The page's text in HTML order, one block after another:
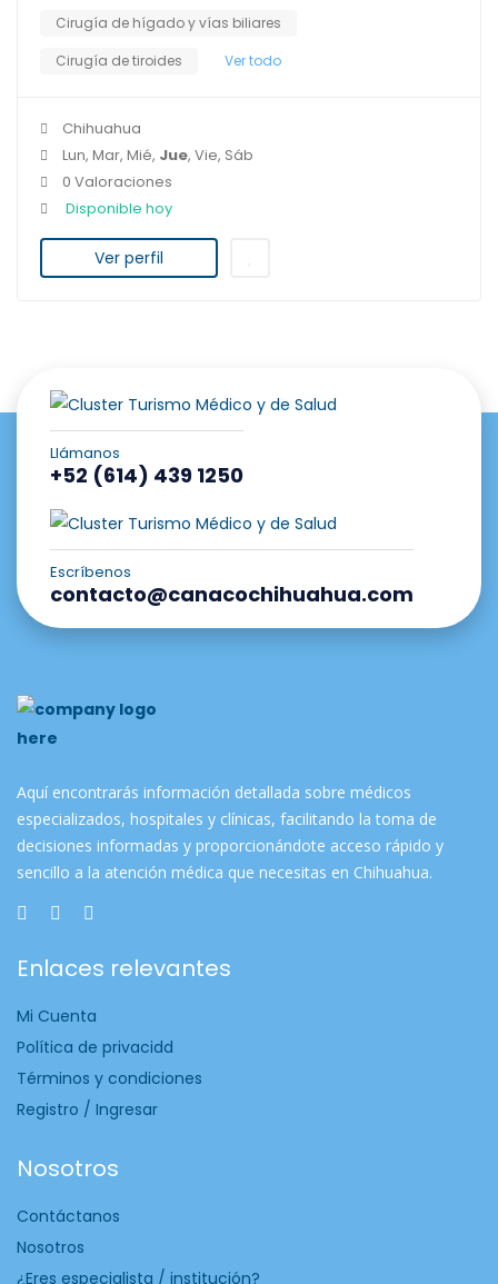
Cirugía de hígado y vías biliares
Cirugía de tiroides
Ver todo
Chihuahua
Lun, Mar, Mié, Jue, Vie, Sáb
0 Valoraciones
Disponible hoy
Ver perfil
Llámanos
+52 (614) 439 1250
Escríbenos
contacto@canacochihuahua.com
Aquí encontrarás información detallada sobre médicos
especializados, hospitales y clínicas, facilitando la toma de
decisiones informadas y proporcionándote acceso rápido y
sencillo a la atención médica que necesitas en Chihuahua.
Enlaces relevantes
Mi Cuenta
Política de privacidd
Términos y condiciones
Registro / Ingresar
Nosotros
Contáctanos
Nosotros
¿Eres especialista / institución?